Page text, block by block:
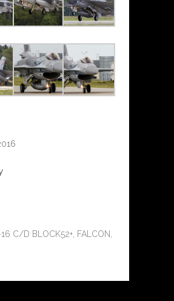
C/D BLOCK52+, FALCON,